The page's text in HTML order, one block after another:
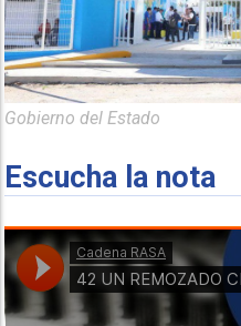
Gobierno del Estado
Escucha la nota